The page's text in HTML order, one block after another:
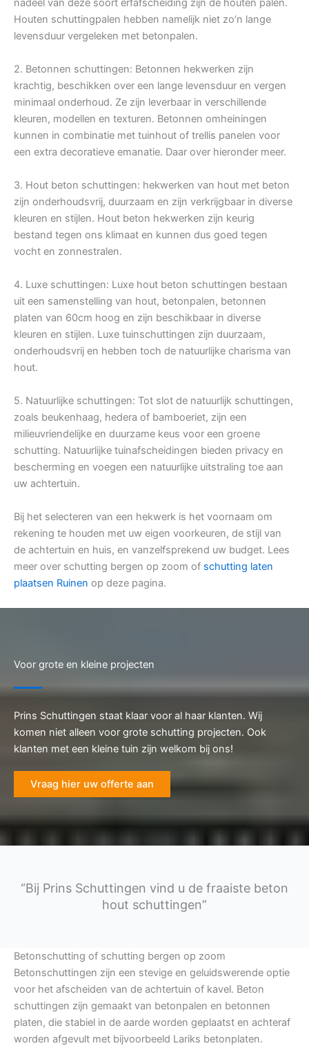
nadeel van deze soort erfafscheiding zijn de houten palen.
Houten schuttingpalen hebben namelijk niet zo’n lange
levensduur vergeleken met betonpalen.
2. Betonnen schuttingen: Betonnen hekwerken zijn
krachtig, beschikken over een lange levensduur en vergen
minimaal onderhoud. Ze zijn leverbaar in verschillende
kleuren, modellen en texturen. Betonnen omheiningen
kunnen in combinatie met tuinhout of trellis panelen voor
een extra decoratieve emanatie. Daar over hieronder meer.
3. Hout beton schuttingen: hekwerken van hout met beton
zijn onderhoudsvrij, duurzaam en zijn verkrijgbaar in diverse
kleuren en stijlen. Hout beton hekwerken zijn keurig
bestand tegen ons klimaat en kunnen dus goed tegen
vocht en zonnestralen.
4. Luxe schuttingen: Luxe hout beton schuttingen bestaan
uit een samenstelling van hout, betonpalen, betonnen
platen van 60cm hoog en zijn beschikbaar in diverse
kleuren en stijlen. Luxe tuinschuttingen zijn duurzaam,
onderhoudsvrij en hebben toch de natuurlijke charisma van
hout.
5. Natuurlijke schuttingen: Tot slot de natuurlijk schuttingen,
zoals beukenhaag, hedera of bamboeriet, zijn een
milieuvriendelijke en duurzame keus voor een groene
schutting. Natuurlijke tuinafscheidingen bieden privacy en
bescherming en voegen een natuurlijke uitstraling toe aan
uw achtertuin.
Bij het selecteren van een hekwerk is het voornaam om
rekening te houden met uw eigen voorkeuren, de stijl van
de achtertuin en huis, en vanzelfsprekend uw budget. Lees
meer over schutting bergen op zoom of schutting laten
plaatsen Ruinen op deze pagina.
Voor grote en kleine projecten
Prins Schuttingen staat klaar voor al haar klanten. Wij
komen niet alleen voor grote schutting projecten. Ook
klanten met een kleine tuin zijn welkom bij ons!
Vraag hier uw offerte aan
“Bij Prins Schuttingen vind u de fraaiste beton
hout schuttingen”
Betonschutting of schutting bergen op zoom
Betonschuttingen zijn een stevige en geluidswerende optie
voor het afscheiden van de achtertuin of kavel. Beton
schuttingen zijn gemaakt van betonpalen en betonnen
platen, die stabiel in de aarde worden geplaatst en achteraf
worden afgevult met bijvoorbeeld Lariks betonplaten.